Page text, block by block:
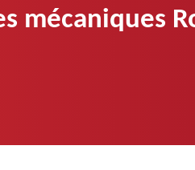
mécaniques